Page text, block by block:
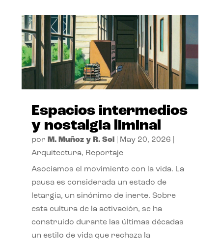
Espacios intermedios
y nostalgia liminal
por M. Muñoz y R. Sol May 20, 2026
Arquitectura, Reportaje
Asociamos el movimiento con la vida. La
pausa es considerada un estado de
letargia, un sinónimo de inerte. Sobre
esta cultura de la activación, se ha
construido durante las últimas décadas
un estilo de vida que rechaza la